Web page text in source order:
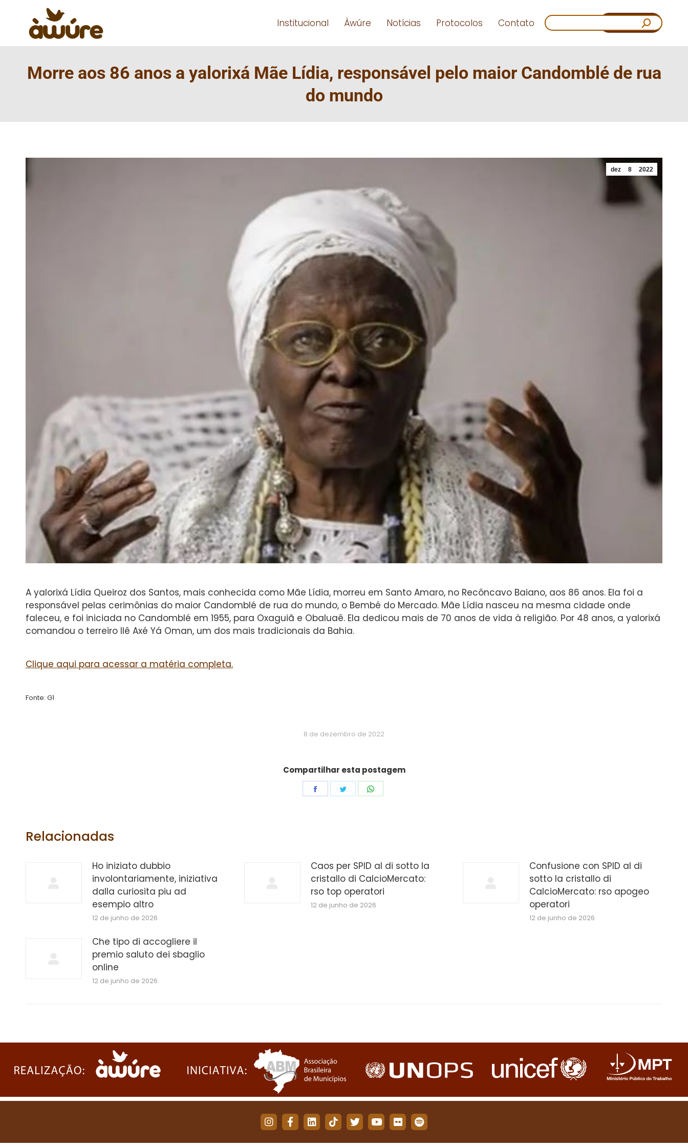
Institucional Àwúre Notícias Protocolos Contato Search:
Morre aos 86 anos a yalorixá Mãe Lídia, responsável pelo maior Candomblé de rua
do mundo
dez 8 2022
A yalorixá Lídia Queiroz dos Santos, mais conhecida como Mãe Lídia, morreu em Santo Amaro, no Recôncavo Baiano, aos 86 anos. Ela foi a
responsável pelas cerimônias do maior Candomblé de rua do mundo, o Bembé do Mercado. Mãe Lídia nasceu na mesma cidade onde
faleceu, e foi iniciada no Candomblé em 1955, para Oxaguiã e Obaluaê. Ela dedicou mais de 70 anos de vida à religião. Por 48 anos, a yalorixá
comandou o terreiro Ilê Axé Yá Oman, um dos mais tradicionais da Bahia.
Clique aqui para acessar a matéria completa.
Fonte: G1
8 de dezembro de 2022
Compartilhar esta postagem
Share
Share
Relacionadas
Ho iniziato dubbio
involontariamente, iniziativa
dalla curiosita piu ad
esempio altro
12 de junho de 2026
Caos per SPID al di sotto la
cristallo di CalcioMercato:
rso top operatori
12 de junho de 2026
Confusione con SPID al di
sotto la cristallo di
CalcioMercato: rso apogeo
operatori
12 de junho de 2026
Che tipo di accogliere il
premio saluto dei sbaglio
online
12 de junho de 2026